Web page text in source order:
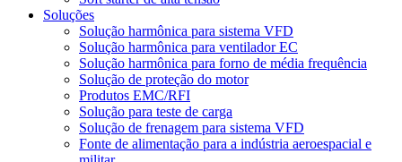
Soluções
Solução harmônica para sistema VFD
Solução harmônica para ventilador EC
Solução harmônica para forno de média frequência
Solução de proteção do motor
Produtos EMC/RFI
Solução para teste de carga
Solução de frenagem para sistema VFD
Fonte de alimentação para a indústria aeroespacial e